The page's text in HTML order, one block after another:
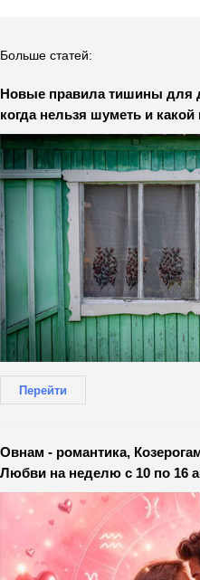
Больше статей:
Новые правила тишины для
когда нельзя шуметь и
Перейти
Овнам - романтика,
Любви на неделю с 10 по 16